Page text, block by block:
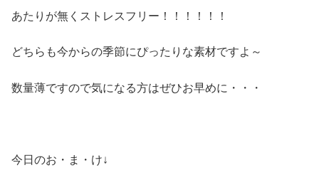
あたりが無くストレスフリー！！！！！！
どちらも今からの季節にぴったりな素材ですよ～
数量薄ですので気になる方はぜひお早めに・・・
今日のお・ま・け↓